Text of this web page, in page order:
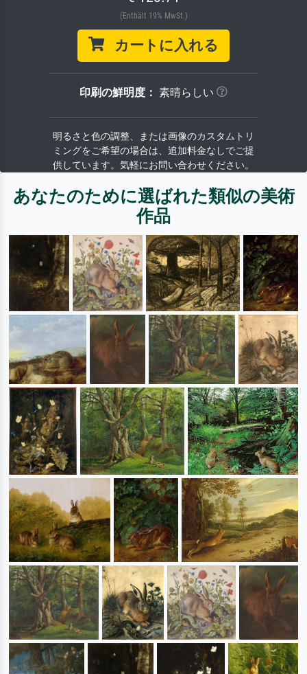
(Enthält 19% MwSt.)
カートに入れる
印刷の鮮明度： 素晴らしい
明るさと色の調整、または画像のカスタムトリ
ミングをご希望の場合は、追加料金なしでご提
供しています。気軽にお問い合わせください。
あなたのために選ばれた類似の美術
作品